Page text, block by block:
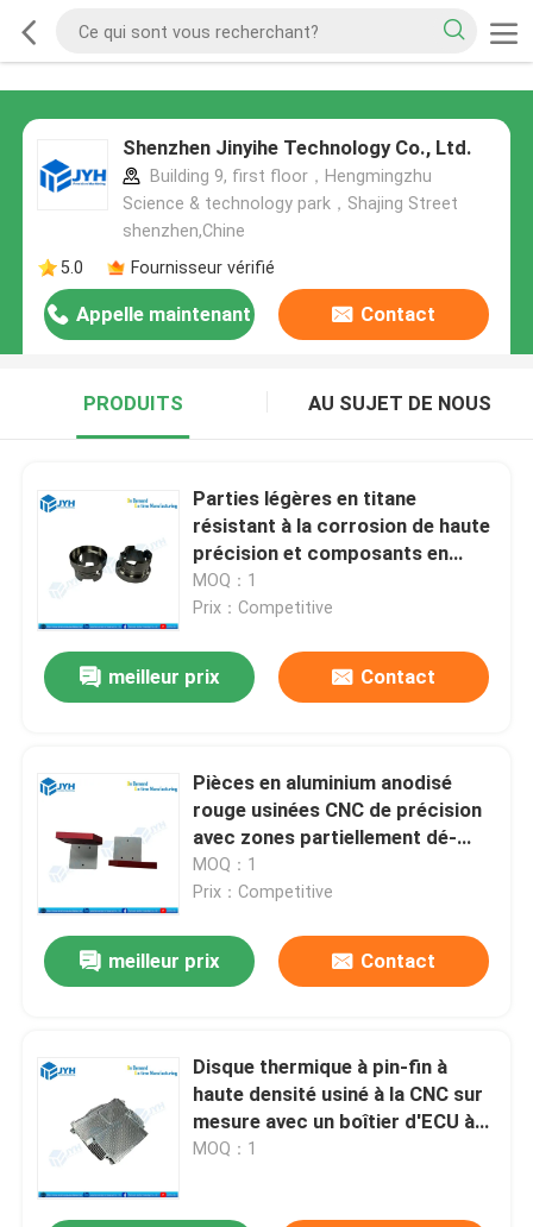
Shenzhen Jinyihe Technology Co., Ltd.
Building 9, first floor，Hengmingzhu
Science & technology park，Shajing Street
shenzhen,Chine
5.0
Fournisseur vérifié
Appelle maintenant Contact
PRODUITS AU SUJET DE NOUS
Parties légères en titane
résistant à la corrosion de haute
précision et composants en
titane usinés CNC
MOQ：1
Prix：Competitive
meilleur prix Contact
Pièces en aluminium anodisé
rouge usinées CNC de précision
avec zones partiellement dé-
anodisées et résistance à la
corrosion
MOQ：1
Prix：Competitive
meilleur prix Contact
Disque thermique à pin-fin à
haute densité usiné à la CNC sur
mesure avec un boîtier d'ECU à
tolérance et résistance à la
MOQ：1